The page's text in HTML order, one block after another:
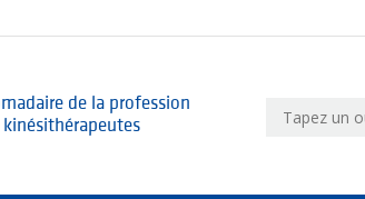
de la profession
kinésithérapeutes